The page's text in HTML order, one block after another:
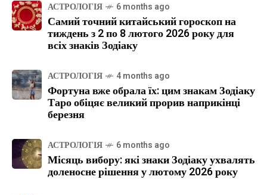
АСТРОЛОГІЯ 6 months ago
Самий точний китайський гороскоп на
тиждень з 2 по 8 лютого 2026 року для
всіх знаків Зодіаку
АСТРОЛОГІЯ 4 months ago
Фортуна вже обрала їх: цим знакам Зодіаку
Таро обіцяє великий прорив наприкінці
березня
АСТРОЛОГІЯ 6 months ago
Місяць вибору: які знаки Зодіаку ухвалять
доленосне рішення у лютому 2026 року